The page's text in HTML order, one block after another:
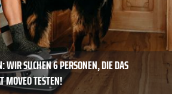
WIR SUCHEN 6 PERSONEN, DIE DAS
MOVEO TESTEN!